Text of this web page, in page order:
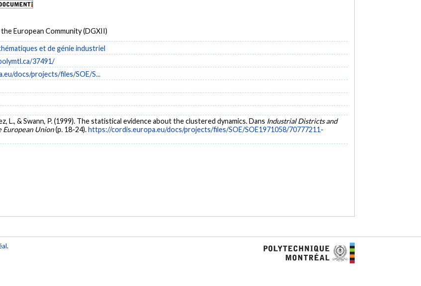
European Community (DGXII)
et de génie industriel
37491/
docs/projects/files/SOE/S...
L., & Swann, P. (1999). The statistical evidence about the clustered dynamics. Dans Industrial Districts and
European Union(p. 18-24).https://cordis.europa.eu/docs/projects/files/SOE/SOE1971058/70777211-
.